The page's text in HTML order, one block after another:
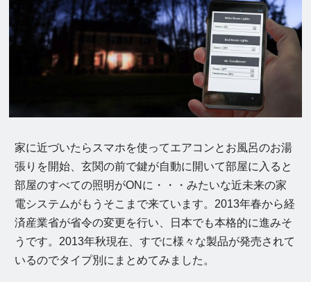
家に近づいたらスマホを使ってエアコンとお風呂のお湯
張りを開始、玄関の前で鍵が自動に開いて部屋に入ると
部屋のすべての照明がONに・・・みたいな近未来の家
電システムがもうそこまで来ています。2013年春から経
済産業省が省令の変更を行い、日本でも本格的に進みそ
うです。2013年秋現在、すでに様々な製品が発売されて
いるのでタイプ別にまとめてみました。